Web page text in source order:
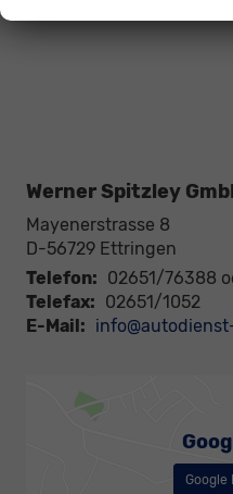
Werner Spitzley
Mayenerstrasse 8
D-56729 Ettringen
Telefon: 02651/76388
Telefax: 02651/1052
E-Mail:
Google